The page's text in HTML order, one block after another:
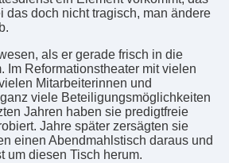
das doch nicht tragisch, man ändere
als er gerade frisch in die
Im Reformationstheater mit vielen
Mitarbeiterinnen und
viele Beteiligungsmöglichkeiten
Jahren haben sie predigtfreie
Jahre später zersägten sie
einen Abendmahlstisch daraus und
um diesen Tisch herum.